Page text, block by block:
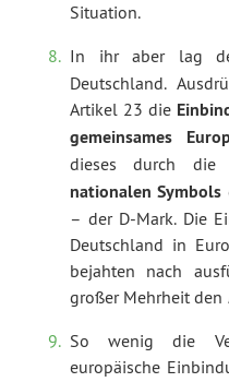
Situation.
In ihr aber lag
Deutschland.
Artikel 23 die
gemeinsames
dieses durch
nationalen Symbols
– der D-Mark. Die
Deutschland in
bejahten nach
großer Mehrheit den
So wenig die
europäische